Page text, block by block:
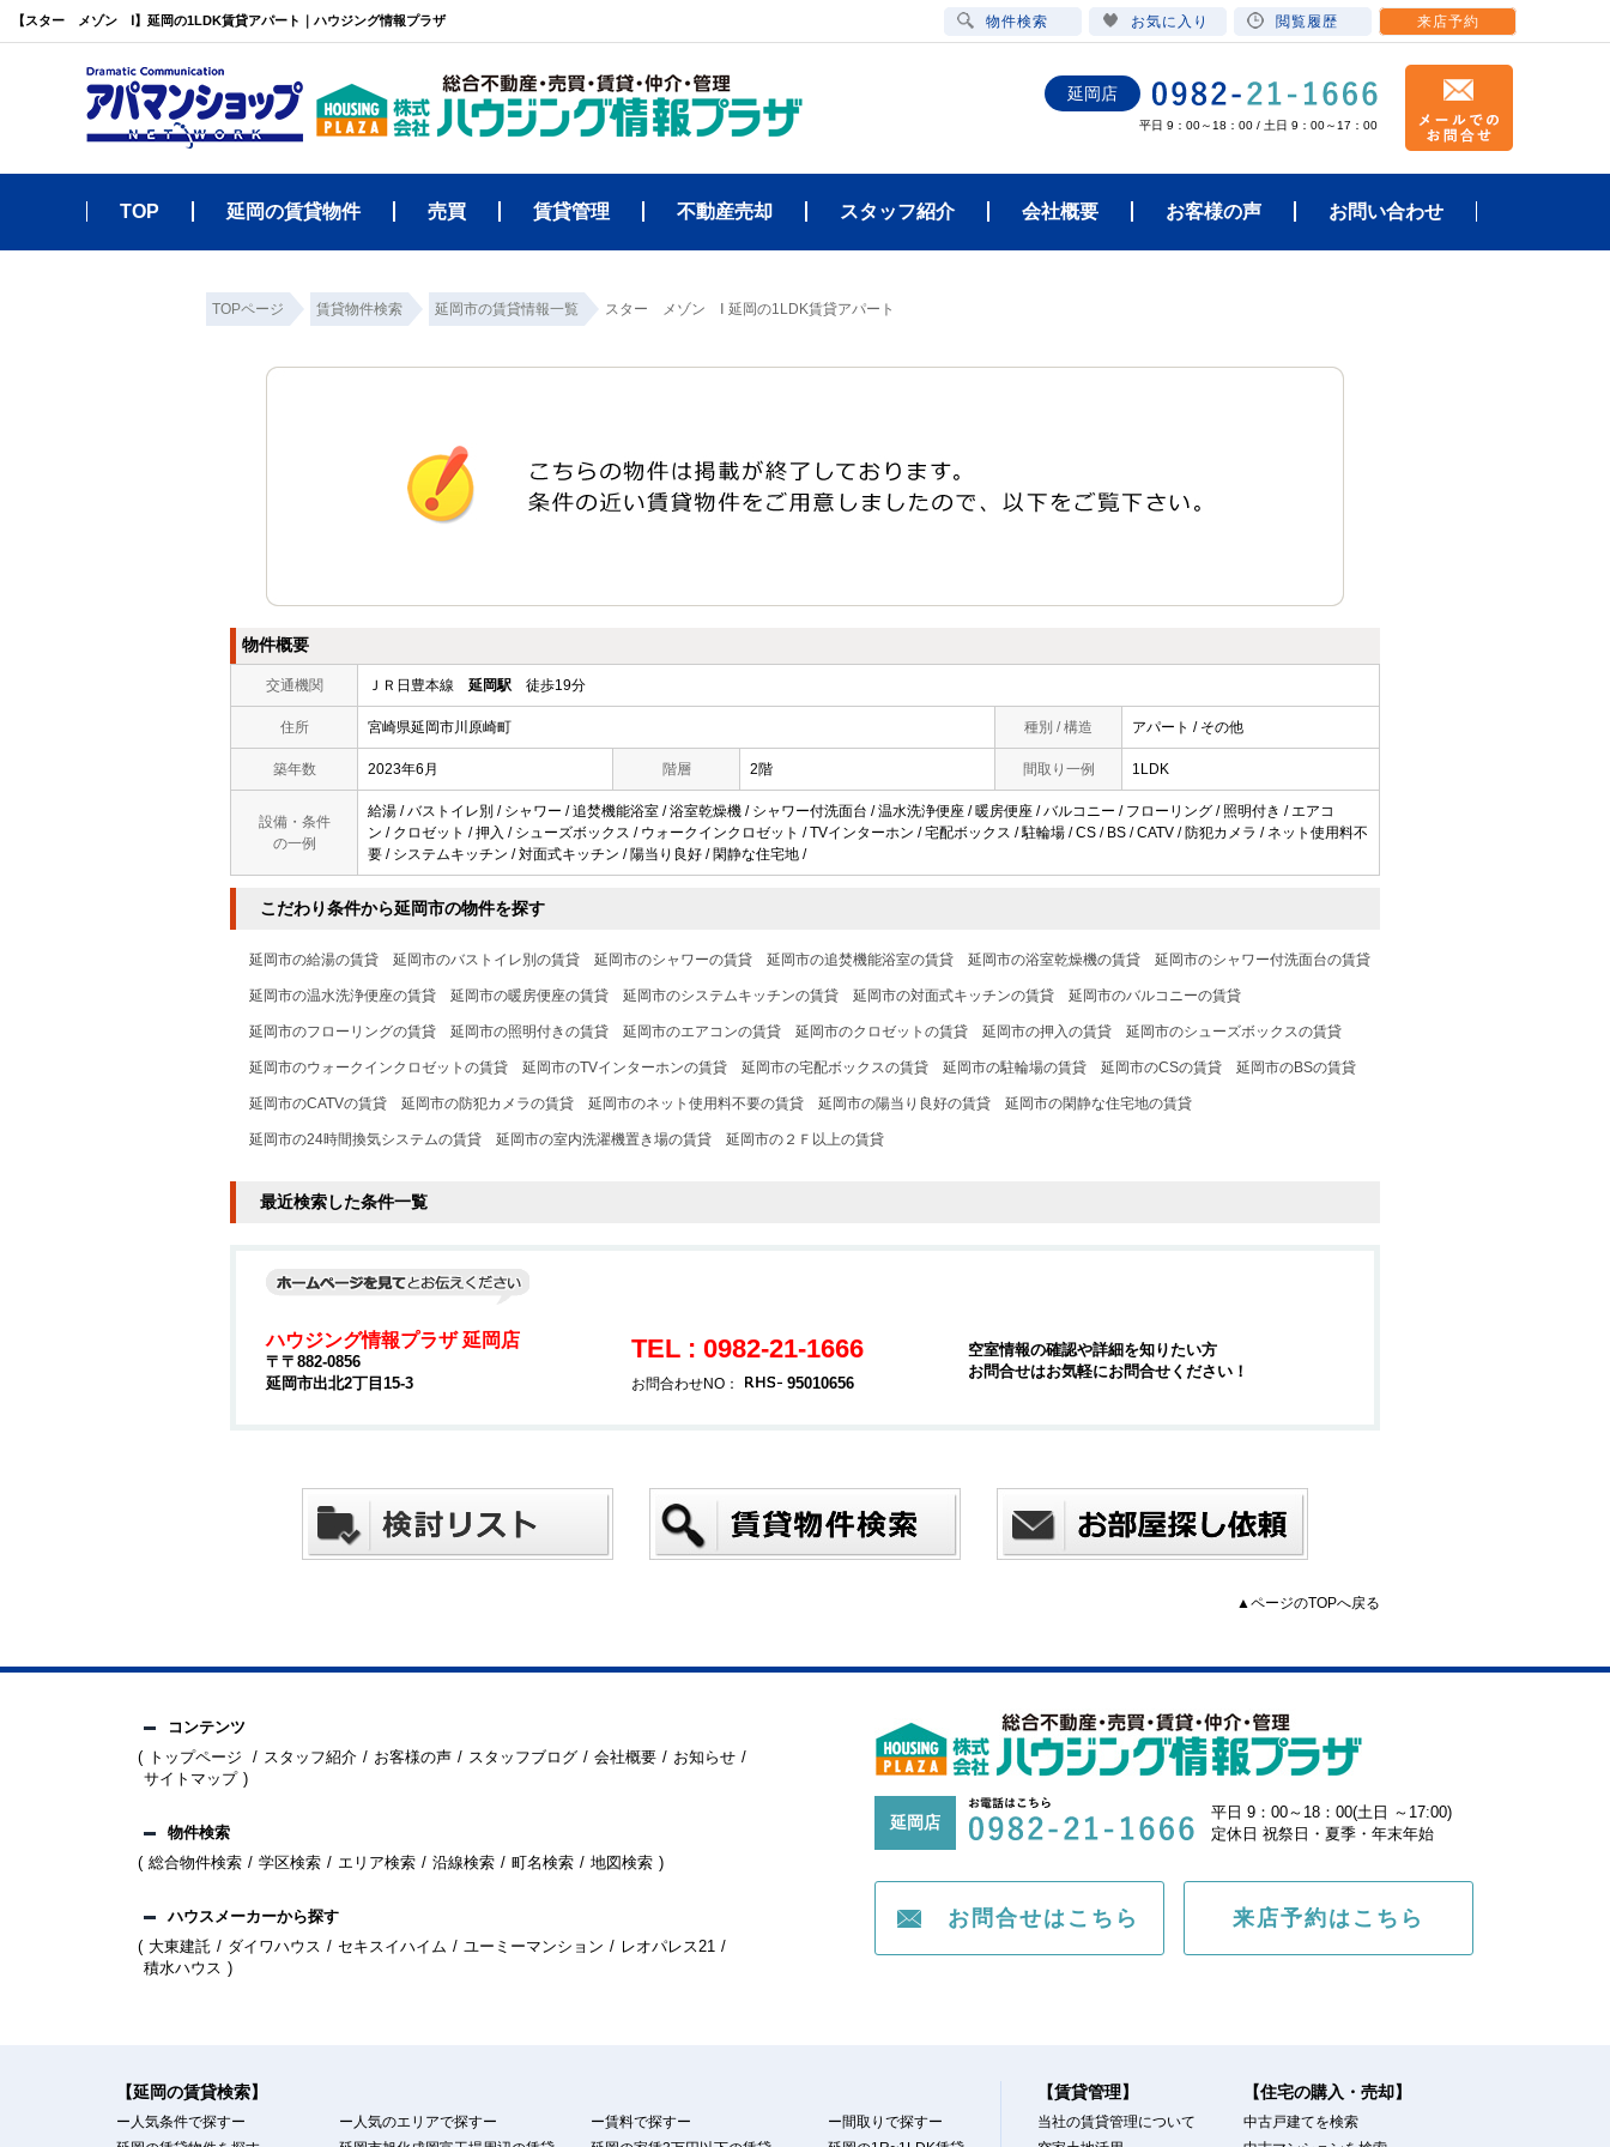
【スター メゾン Ⅰ】延岡の1LDK賃貸アパート｜ハウジング情報プラザ
延岡店
平日 9：00～18：00 / 土日 9：00～17：00
TOP 延岡の賃貸物件 売買 賃貸管理 不動産売却 スタッフ紹介 会社概要 お客様の声 お問い合わせ
TOPページ 賃貸物件検索 延岡市の賃貸情報一覧 スター メゾン Ⅰ 延岡の1LDK賃貸アパート
物件概要
交通機関 ＪＲ日豊本線 延岡駅 徒歩19分
住所 宮崎県延岡市川原崎町 種別 / 構造 アパート / その他
築年数 2023年6月 階層 2階 間取り一例 1LDK
設備・条件
の一例
給湯 / バストイレ別 / シャワー / 追焚機能浴室 / 浴室乾燥機 / シャワー付洗面台 / 温水洗浄便座 / 暖房便座 / バルコニー / フローリング / 照明付き / エアコ
ン / クロゼット / 押入 / シューズボックス / ウォークインクロゼット / TVインターホン / 宅配ボックス / 駐輪場 / CS / BS / CATV / 防犯カメラ / ネット使用料不
要 / システムキッチン / 対面式キッチン / 陽当り良好 / 閑静な住宅地 /
こだわり条件から延岡市の物件を探す
延岡市の給湯の賃貸 延岡市のバストイレ別の賃貸 延岡市のシャワーの賃貸 延岡市の追焚機能浴室の賃貸 延岡市の浴室乾燥機の賃貸 延岡市のシャワー付洗面台の賃貸
延岡市の温水洗浄便座の賃貸 延岡市の暖房便座の賃貸 延岡市のシステムキッチンの賃貸 延岡市の対面式キッチンの賃貸 延岡市のバルコニーの賃貸
延岡市のフローリングの賃貸 延岡市の照明付きの賃貸 延岡市のエアコンの賃貸 延岡市のクロゼットの賃貸 延岡市の押入の賃貸 延岡市のシューズボックスの賃貸
延岡市のウォークインクロゼットの賃貸 延岡市のTVインターホンの賃貸 延岡市の宅配ボックスの賃貸 延岡市の駐輪場の賃貸 延岡市のCSの賃貸 延岡市のBSの賃貸
延岡市のCATVの賃貸 延岡市の防犯カメラの賃貸 延岡市のネット使用料不要の賃貸 延岡市の陽当り良好の賃貸 延岡市の閑静な住宅地の賃貸
延岡市の24時間換気システムの賃貸 延岡市の室内洗濯機置き場の賃貸 延岡市の２Ｆ以上の賃貸
最近検索した条件一覧
ハウジング情報プラザ 延岡店
〒〒882-0856
延岡市出北2丁目15-3
TEL : 0982-21-1666
お問合わせNO： 95010656
空室情報の確認や詳細を知りたい方
お問合せはお気軽にお問合せください！
▲ページのTOPへ戻る
コンテンツ
トップページ
スタッフ紹介 お客様の声 スタッフブログ 会社概要
お知らせ
サイトマップ
物件検索
総合物件検索
学区検索 エリア検索 沿線検索 町名検索 地図検索
ハウスメーカーから探す
大東建託
ダイワハウス セキスイハイム ユーミーマンション
レオパレス21
積水ハウス
延岡店
平日 9：00～18：00(土日 ～17:00)
定休日 祝祭日・夏季・年末年始
お問合せはこちら 来店予約はこちら
【延岡の賃貸検索】
ー人気条件で探すー
ー人気のエリアで探すー
ー賃料で探すー
ー間取りで探すー
【賃貸管理】
当社の賃貸管理について
【住宅の購入・売却】
中古戸建てを検索
物件検索 お気に入り 閲覧履歴 来店予約